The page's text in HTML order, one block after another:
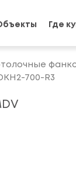
Где
700-R3